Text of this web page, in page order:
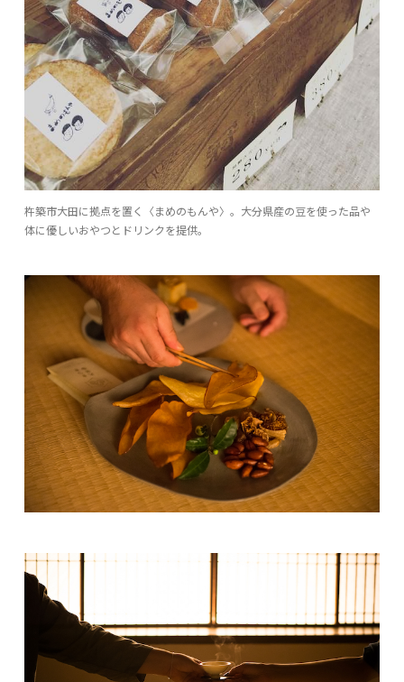
杵築市大田に拠点を置く〈まめのもんや〉。大分県産の豆を使った品や
体に優しいおやつとドリンクを提供。